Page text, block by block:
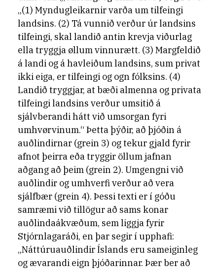
„(1) Myndugleikarnir varða um tilfeingi
landsins. (2) Tá vunnið verður úr landsins
tilfeingi, skal landið antin krevja viðurlag
ella tryggja øllum vinnurætt. (3) Margfeldið
á landi og á havleiðum landsins, sum privat
ikki eiga, er tilfeingi og ogn fólksins. (4)
Landið tryggjar, at bæði almenna og privata
tilfeingi landsins verður umsitið á
sjálvberandi hátt við umsorgan fyri
umhvørvinum.“ Þetta þýðir, að þjóðin á
auðlindirnar (grein 3) og tekur gjald fyrir
afnot þeirra eða tryggir öllum jafnan
aðgang að þeim (grein 2). Umgengni við
auðlindir og umhverfi verður að vera
sjálfbær (grein 4). Þessi texti er í góðu
samræmi við tillögur að sams konar
auðlindaákvæðum, sem liggja fyrir
Stjórnlagaráði, en þar segir í upphafi:
„Náttúruauðlindir Íslands eru sameiginleg
og ævarandi eign þjóðarinnar. Þær ber að